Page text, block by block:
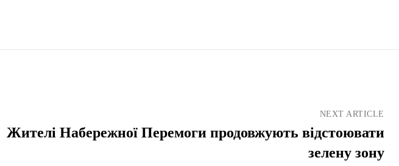
NEXT ARTICLE
Жителі Набережної Перемоги продовжують відстоювати
зелену зону